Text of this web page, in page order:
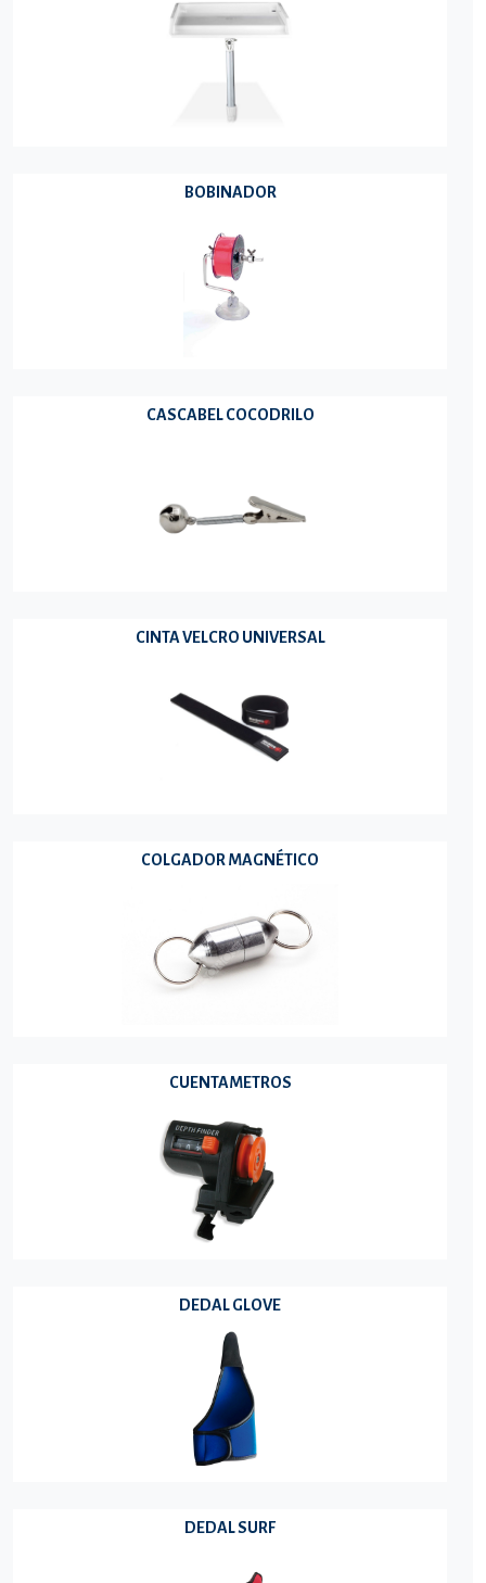
BOBINADOR
CASCABEL COCODRILO
CINTA VELCRO UNIVERSAL
COLGADOR MAGNÉTICO
CUENTAMETROS
DEDAL GLOVE
DEDAL SURF